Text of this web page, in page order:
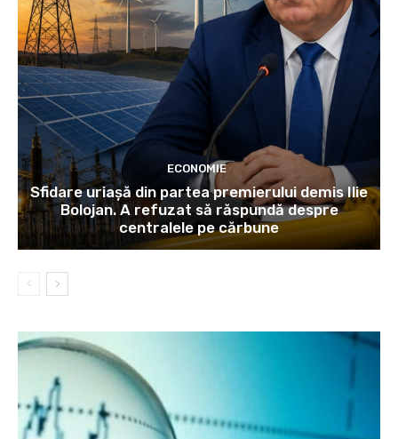
ECONOMIE
Sfidare uriașă din partea premierului demis Ilie
Bolojan. A refuzat să răspundă despre
centralele pe cărbune